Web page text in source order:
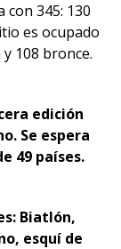
345: 130
es ocupado
108 bronce.
edición
Se espera
49 países.
Biatlón,
esquí de